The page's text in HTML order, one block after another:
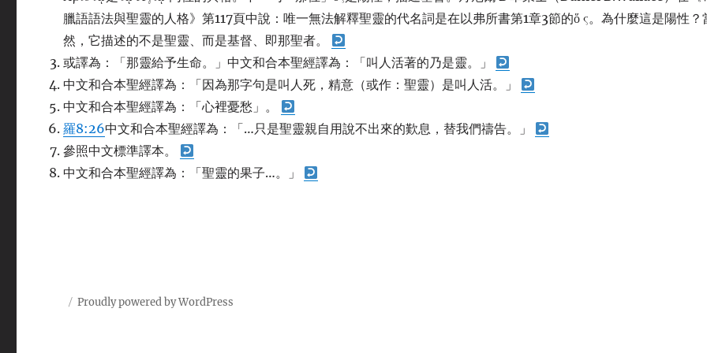
臘語語法與聖靈的人格》第117頁中說：唯一無法解釋聖靈的代名詞是在以弗所書第1章3節的ὅ ς。為什麼這是陽性？
然，它描述的不是聖靈、而是基督、即那聖者。
或譯為：「那靈給予生命。」中文和合本聖經譯為：「叫人活著的乃是靈。」
中文和合本聖經譯為：「因為那字句是叫人死，精意（或作：聖靈）是叫人活。」
中文和合本聖經譯為：「心裡憂愁」。
羅8:26中文和合本聖經譯為：「…只是聖靈親自用說不出來的歎息，替我們禱告。」
參照中文標準譯本。
中文和合本聖經譯為：「聖靈的果子…。」
Proudly powered by WordPress